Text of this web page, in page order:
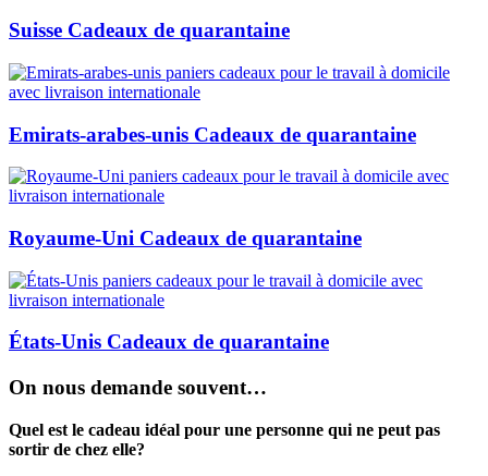
Suisse Cadeaux de quarantaine
Emirats-arabes-unis Cadeaux de quarantaine
Royaume-Uni Cadeaux de quarantaine
États-Unis Cadeaux de quarantaine
On nous demande souvent…
Quel est le cadeau idéal pour une personne qui ne peut pas
sortir de chez elle?